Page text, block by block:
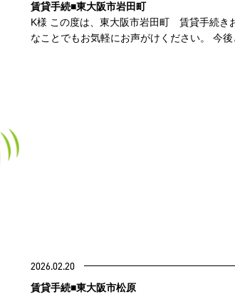
賃貸手続■東大阪市岩田町
K様 この度は、東大阪市岩田町 賃貸手続き
なことでもお気軽にお声がけください。 今
2026.02.20
賃貸手続■東大阪市松原